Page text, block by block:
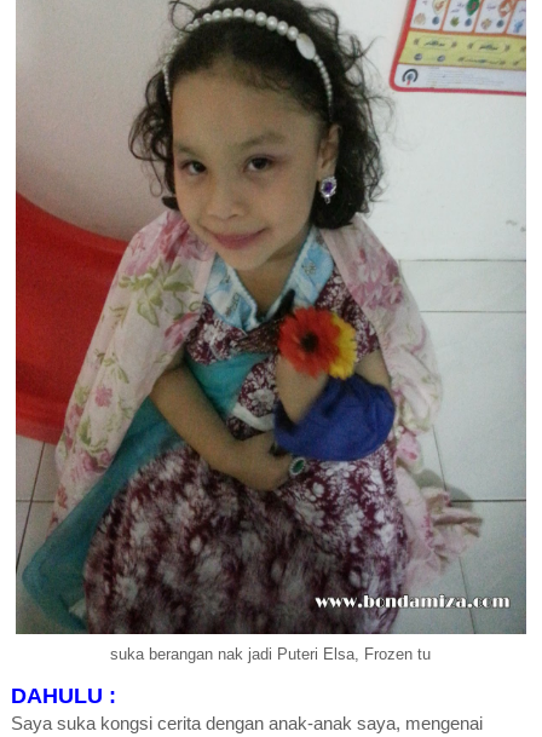
suka berangan nak jadi Puteri Elsa, Frozen tu
DAHULU :
Saya suka kongsi cerita dengan anak-anak saya, mengenai